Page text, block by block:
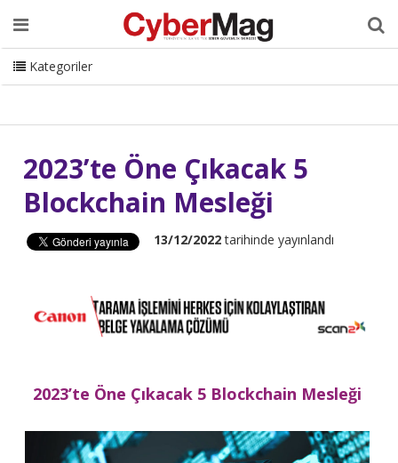
Ana Sayfa Hakkımızda Dergi Editörden
Danışmanlık
ISC Turkey Sizden Gelenler
İletişim
CyberMag Logo
Kategoriler
2023’te Öne Çıkacak 5
Blockchain Mesleği
13/12/2022tarihinde yayınlandı
2023’te Öne Çıkacak 5 Blockchain Mesleği